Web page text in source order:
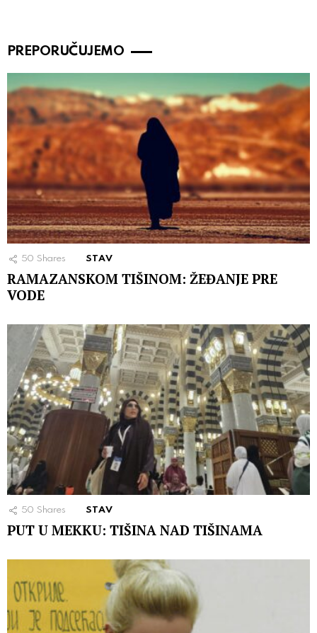
PREPORUČUJEMO
50 Shares STAV
RAMAZANSKOM TIŠINOM: ŽEĐANJE PRE
VODE
50 Shares STAV
PUT U MEKKU: TIŠINA NAD TIŠINAMA